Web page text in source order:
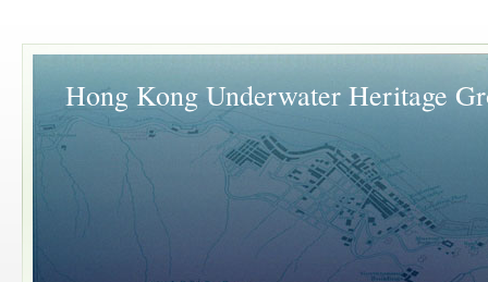
Hong Kong Underwater Heritage